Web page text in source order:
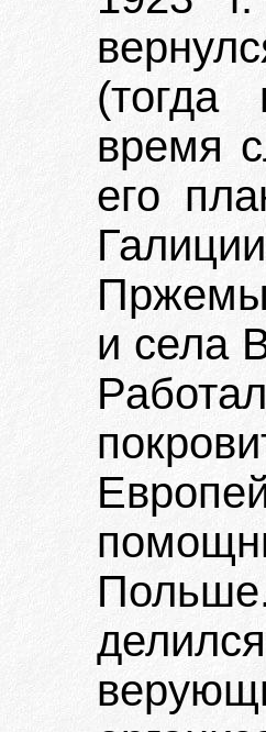
(тогда
время
его
и села